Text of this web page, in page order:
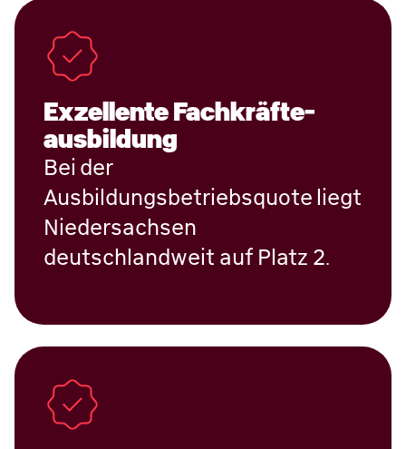
Exzellente Fach­kräfte­
ausbildung
Bei der
Ausbildungsbetriebsquote liegt
Niedersachsen
deutschlandweit auf Platz 2.